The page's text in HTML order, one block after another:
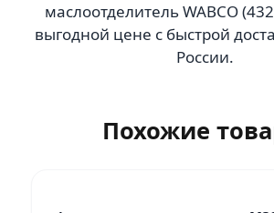
маслоотделитель WABCO
выгодной цене с быстрой
России.
Похожие